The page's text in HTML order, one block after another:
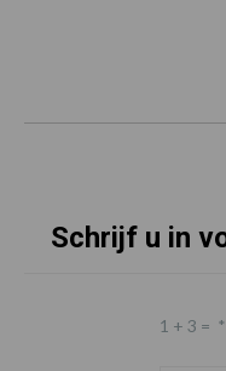
Schrijf u in
1 + 3 = *